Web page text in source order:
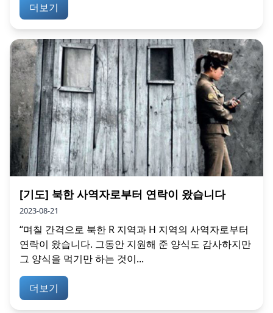
더보기
[기도] 북한 사역자로부터 연락이 왔습니다
2023-08-21
“며칠 간격으로 북한 R 지역과 H 지역의 사역자로부터
연락이 왔습니다. 그동안 지원해 준 양식도 감사하지만
그 양식을 먹기만 하는 것이...
더보기